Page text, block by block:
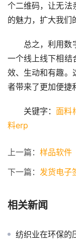
个二维码，让无法
的魅力，扩大我们
总之，利用数
一个线上线下相结
效、生动和有趣。
者带来了更加便捷
关键字： 面料
料erp
上一篇： 样品软件
下一篇： 发货电子
相关新闻
纺织业在环保的